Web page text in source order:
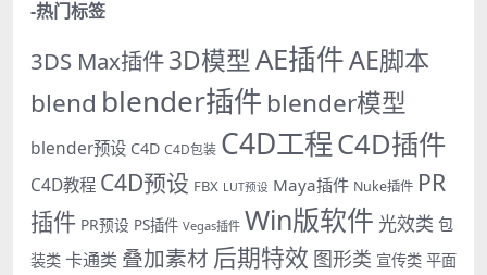
-热门标签
3DS Max插件3D模型AE插件AE脚本
blend blender插件 blender模型
blender预设 C4D C4D包装 C4D工程C4D插件
C4D教程 C4D预设 FBX LUT预设 Maya插件 Nuke插件 PR
插件 PR预设 PS插件 Vegas插件 Win版软件 光效类 包
装类 卡通类 叠加素材 后期特效 图形类 宣传类 平面